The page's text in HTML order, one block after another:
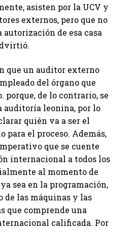
asisten por la UCV y
externos, pero que no
de esa casa
que un auditor externo
del órgano que
porque, de lo contrario, se
auditoría leonina, por lo
quién va a ser el
para el proceso. Además,
que se cuente
internacional a todos los
al momento de
sea en la programación,
de las máquinas y las
que comprende una
calificada. Por